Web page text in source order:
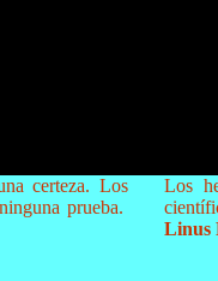
certeza. Los
prueba.
Los
Linus